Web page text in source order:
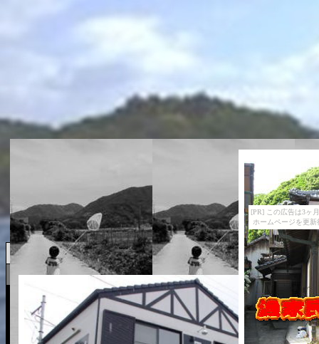
[PR] この広告は3ヶ
ホームページを更
長期滞在可・浜辺海鮮炭火焼
クエ料理・海鮮
漁家民宿海荘